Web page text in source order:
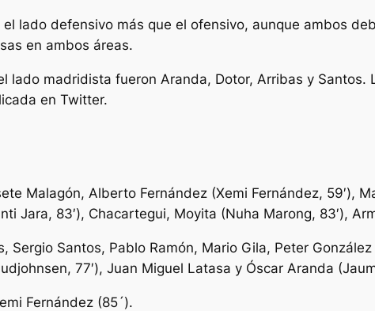
lado defensivo más que el ofensivo, aunque ambos
en ambos áreas.
lado madridista fueron Aranda, Dotor, Arribas y
en Twitter.
Malagón, Alberto Fernández (Xemi Fernández, 59′),
Jara, 83′), Chacartegui, Moyita (Nuha Marong, 83′),
Sergio Santos, Pablo Ramón, Mario Gila, Peter
77′), Juan Miguel Latasa y Óscar Aranda
Fernández (85´).